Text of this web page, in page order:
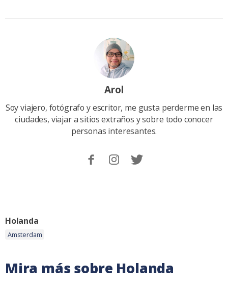
Arol
Soy viajero, fotógrafo y escritor, me gusta perderme en las
ciudades, viajar a sitios extraños y sobre todo conocer
personas interesantes.
SiguemeFollowFollow
Categoria:
Holanda
Etiquetas:
Amsterdam
Mira más sobre Holanda